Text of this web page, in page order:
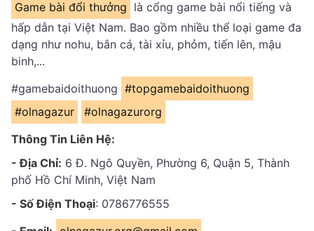
Game bài đổi thưởng là cổng game bài nổi tiếng và
hấp dẫn tại Việt Nam. Bao gồm nhiều thể loại game đa
dạng như nohu, bắn cá, tài xỉu, phỏm, tiến lên, mậu
binh,...
#gamebaidoithuong #topgamebaidoithuong
#olnagazur
#olnagazurorg
Thông Tin Liên Hệ:
- Địa Chỉ: 6 Đ. Ngô Quyền, Phường 6, Quận 5, Thành
phố Hồ Chí Minh, Việt Nam
- Số Điện Thoại: 0786776555